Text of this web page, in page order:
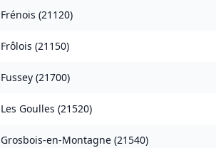
Frénois (21120)
Frôlois (21150)
Fussey (21700)
Les Goulles (21520)
Grosbois-en-Montagne (21540)